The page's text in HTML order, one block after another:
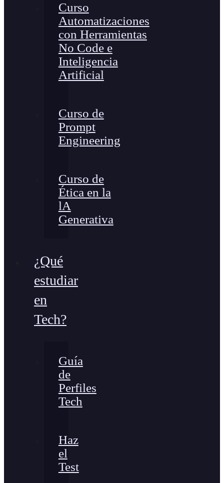
Curso
Automatizaciones
con Herramientas
No Code e
Inteligencia
Artificial
Curso de
Prompt
Engineering
Curso de
Ética en la
lA
Generativa
¿Qué
estudiar
en
Tech?
Guía
de
Perfiles
Tech
Haz
el
Test